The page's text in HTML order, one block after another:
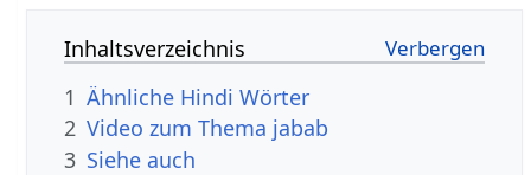
Inhaltsverzeichnis
1 Ähnliche Hindi Wörter
2 Video zum Thema jabab
3 Siehe auch